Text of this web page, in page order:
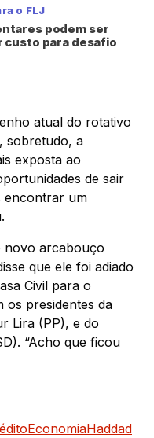
o FLJ
podem ser
custo para desafio
atual do rotativo
sobretudo, a
exposta ao
de sair
encontrar um
novo arcabouço
que ele foi adiado
Civil para o
os presidentes da
Lira (PP), e do
“Acho que ficou
EconomiaHaddad